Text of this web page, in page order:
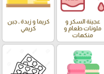
عجينة السكر و
ملونات طعام و
منكهات
كريما و زبدة , جبن
كريمي